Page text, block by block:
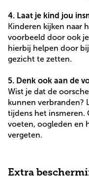
4. Laat je kind jou
Kinderen kijken naar
voorbeeld door ook
hierbij helpen door
gezicht te zetten.
5. Denk ook aan de
Wist je dat de
kunnen verbranden?
tijdens het insmeren.
voeten, oogleden en
vergeten.
Extra